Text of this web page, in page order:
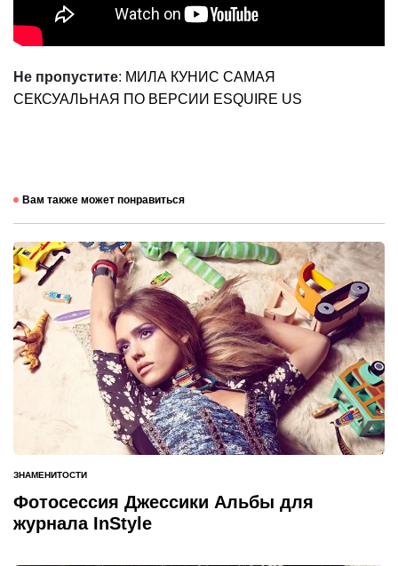
Не пропустите: МИЛА КУНИС САМАЯ
СЕКСУАЛЬНАЯ ПО ВЕРСИИ ESQUIRE US
Вам также может понравиться
ОПУБЛИКОВАНО
ЗНАМЕНИТОСТИ
Фотосессия Джессики Альбы для
журнала InStyle